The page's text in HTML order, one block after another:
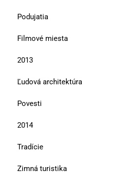
Podujatia
Filmové miesta
2013
Ľudová architektúra
Povesti
2014
Tradície
Zimná turistika